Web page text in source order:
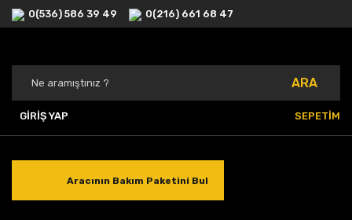
0(536) 586 39 49 0(216) 661 68 47
ARA
GİRİŞ YAP SEPETİM
Aracının Bakım Paketini Bul